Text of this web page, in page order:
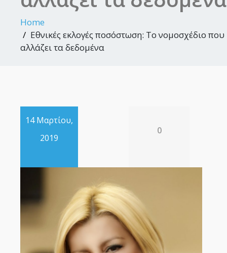
Home
Εθνικές εκλογές ποσόστωση: Το νομοσχέδιο που
αλλάζει τα δεδομένα
14 Μαρτίου,
2019
0